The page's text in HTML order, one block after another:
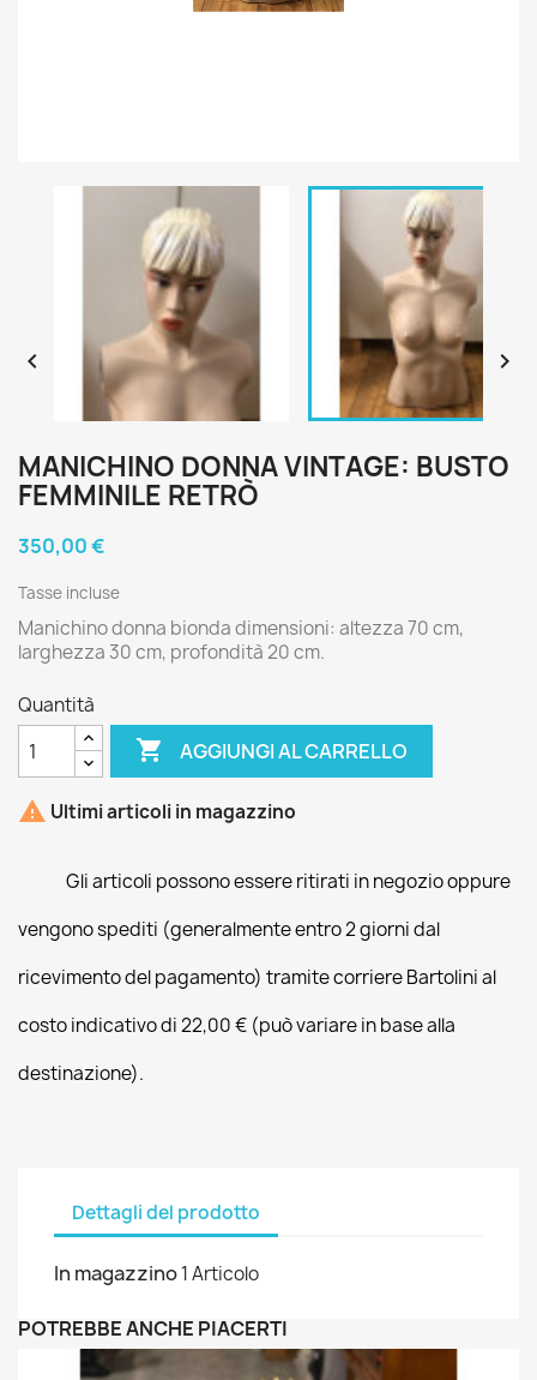
 
MANICHINO DONNA VINTAGE: BUSTO
FEMMINILE RETRÒ
350,00 €
Tasse incluse
Manichino donna bionda dimensioni: altezza 70 cm,
larghezza 30 cm, profondità 20 cm.
Quantità
 AGGIUNGI AL CARRELLO
 Ultimi articoli in magazzino
Gli articoli possono essere ritirati in negozio oppure
vengono spediti (generalmente entro 2 giorni dal
ricevimento del pagamento) tramite corriere Bartolini al
costo indicativo di 22,00 € (può variare in base alla
destinazione).
Dettagli del prodotto
In magazzino1 Articolo
POTREBBE ANCHE PIACERTI